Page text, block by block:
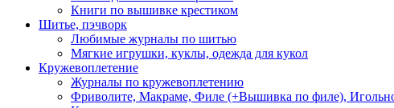
Книги по вышивке крестиком
Шитье, пэчворк
Любимые журналы по шитью
Мягкие игрушки, куклы, одежда для кукол
Кружевоплетение
Журналы по кружевоплетению
Фриволите, Макраме, Филе (+Вышивка по филе),